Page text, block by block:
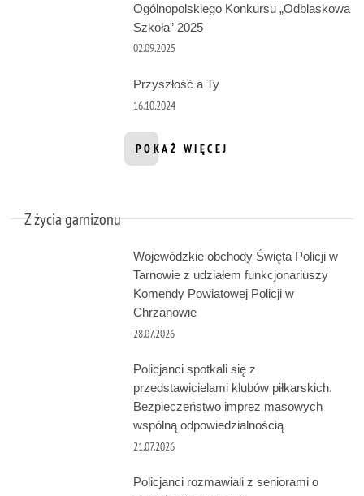
Ogólnopolskiego Konkursu „Odblaskowa
Szkoła” 2025
02.09.2025
Przyszłość a Ty
16.10.2024
POKAŻ WIĘCEJ
INFORMACJI Z DZIAŁU
Z życia garnizonu
Wojewódzkie obchody Święta Policji w
Tarnowie z udziałem funkcjonariuszy
Komendy Powiatowej Policji w
Chrzanowie
28.07.2026
Policjanci spotkali się z
przedstawicielami klubów piłkarskich.
Bezpieczeństwo imprez masowych
wspólną odpowiedzialnością
21.07.2026
Policjanci rozmawiali z seniorami o